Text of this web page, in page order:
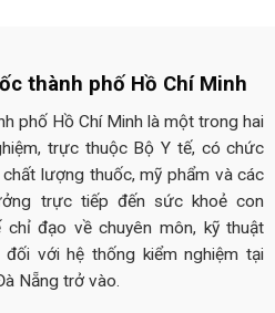
thành phố Hồ Chí Minh
phố Hồ Chí Minh là một trong hai
trực thuộc Bộ Y tế, có chức
lượng thuốc, mỹ phẩm và các
trực tiếp đến sức khoẻ con
đạo về chuyên môn, kỹ thuật
đối với hệ thống kiểm nghiệm tại
Nẵng trở vào.